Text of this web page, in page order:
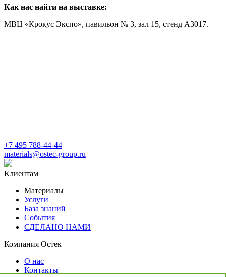
Как нас найти на выставке:
МВЦ «Крокус Экспо», павильон № 3, зал 15, стенд А3017.
+7 495 788-44-44
materials@ostec-group.ru
Клиентам
Материалы
Услуги
База знаний
События
СДЕЛАНО НАМИ
Компания Остек
О нас
Контакты